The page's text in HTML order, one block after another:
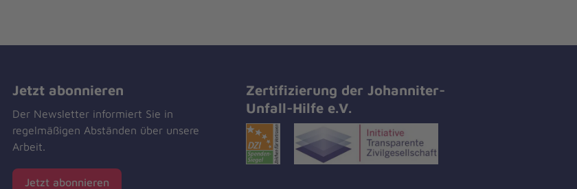
Jetzt abonnieren
Der Newsletter informiert Sie in
regelmäßigen Abständen über unsere
Arbeit.
Jetzt abonnieren
Zertifizierung der Johanniter-
Unfall-Hilfe e.V.